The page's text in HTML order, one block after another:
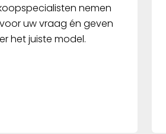
nemen
uw vraag én geven
het juiste model.